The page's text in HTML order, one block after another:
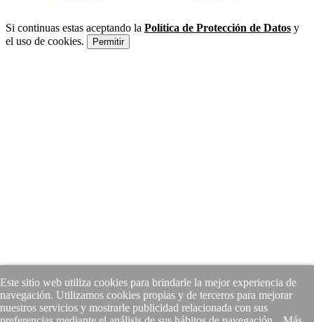
Este sitio web utiliza cookies para brindarle la mejor experiencia de
navegación. Utilizamos cookies propias y de terceros para mejorar
nuestros servicios y mostrarle publicidad relacionada con sus
Si continuas estas aceptando la Política de Protección de Datos y
el uso de cookies.
Permitir